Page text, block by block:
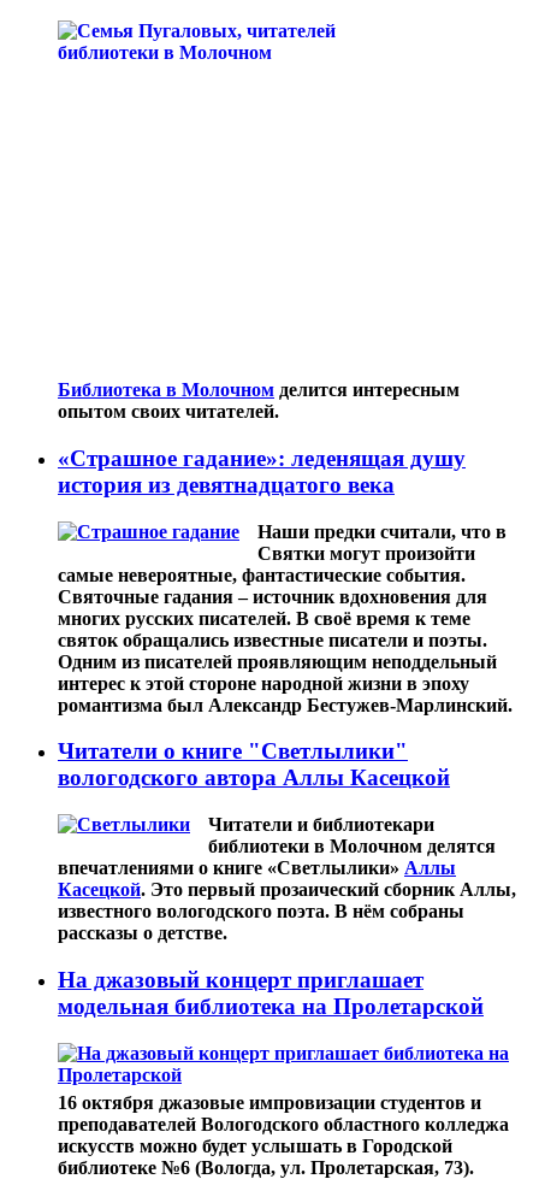
Библиотека в Молочном делится интересным
опытом своих читателей.
«Страшное гадание»: леденящая душу
история из девятнадцатого века
Наши предки считали, что в
Святки могут произойти
самые невероятные, фантастические события.
Святочные гадания – источник вдохновения для
многих русских писателей. В своё время к теме
святок обращались известные писатели и поэты.
Одним из писателей проявляющим неподдельный
интерес к этой стороне народной жизни в эпоху
романтизма был Александр Бестужев-Марлинский.
Читатели о книге "Светлылики"
вологодского автора Аллы Касецкой
Читатели и библиотекари
библиотеки в Молочном делятся
впечатлениями о книге «Светлылики» Аллы
Касецкой. Это первый прозаический сборник Аллы,
известного вологодского поэта. В нём собраны
рассказы о детстве.
На джазовый концерт приглашает
модельная библиотека на Пролетарской
16 октября джазовые импровизации студентов и
преподавателей Вологодского областного колледжа
искусств можно будет услышать в Городской
библиотеке №6 (Вологда, ул. Пролетарская, 73).